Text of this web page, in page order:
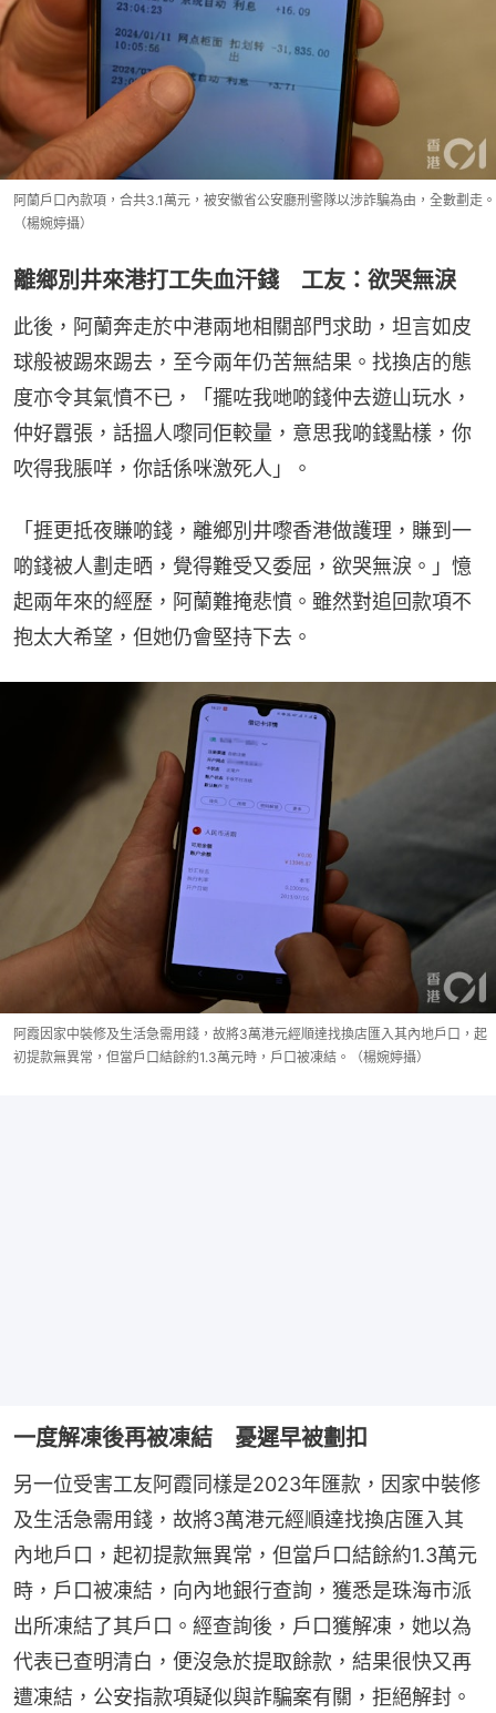
阿蘭戶口內款項，合共3.1萬元，被安徽省公安廳刑警隊以涉詐騙為由，全數劃走。
（楊婉婷攝）
離鄉別井來港打工失血汗錢 工友：欲哭無淚
此後，阿蘭奔走於中港兩地相關部門求助，坦言如皮
球般被踢來踢去，至今兩年仍苦無結果。找換店的態
度亦令其氣憤不已，「擺咗我哋啲錢仲去遊山玩水，
仲好囂張，話搵人嚟同佢較量，意思我啲錢點樣，你
吹得我脹咩，你話係咪激死人」。
「捱更抵夜賺啲錢，離鄉別井嚟香港做護理，賺到一
啲錢被人劃走晒，覺得難受又委屈，欲哭無淚。」憶
起兩年來的經歷，阿蘭難掩悲憤。雖然對追回款項不
抱太大希望，但她仍會堅持下去。
阿霞因家中裝修及生活急需用錢，故將3萬港元經順達找換店匯入其內地戶口，起
初提款無異常，但當戶口結餘約1.3萬元時，戶口被凍結。（楊婉婷攝）
一度解凍後再被凍結 憂遲早被劃扣
另一位受害工友阿霞同樣是2023年匯款，因家中裝修
及生活急需用錢，故將3萬港元經順達找換店匯入其
內地戶口，起初提款無異常，但當戶口結餘約1.3萬元
時，戶口被凍結，向內地銀行查詢，獲悉是珠海市派
出所凍結了其戶口。經查詢後，戶口獲解凍，她以為
代表已查明清白，便沒急於提取餘款，結果很快又再
遭凍結，公安指款項疑似與詐騙案有關，拒絕解封。